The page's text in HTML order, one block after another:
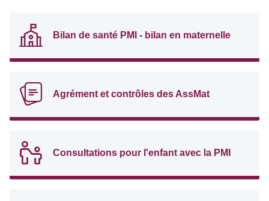
Bilan de santé PMI - bilan en maternelle
Agrément et contrôles des AssMat
Consultations pour l'enfant avec la PMI